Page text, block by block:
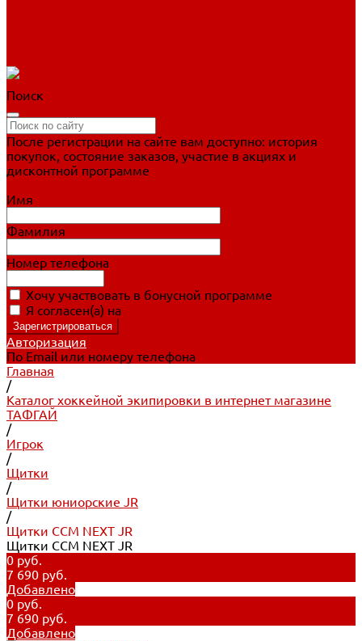
Поиск
После регистрации на сайте вам доступно: история
покупок, состояние заказов, участие в акциях и
дисконтной программе
Имя
Фамилия
Номер телефона
Хочу участвовать в бонусной программе
Я согласен(а) на
Авторизация
По Email или номеру телефона
Главная
/
Каталог хоккейной экипировки в интернет магазине
ТАФГАЙ
/
Игрок
/
Щитки
/
Щитки юниорские JR
/
Щитки CCM NEXT JR
Щитки CCM NEXT JR
0 руб.
7 690 руб.
Добавлено
0 руб.
7 690 руб.
Добавлено